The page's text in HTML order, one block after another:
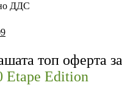
ДДС
топ оферта за
Etape Edition